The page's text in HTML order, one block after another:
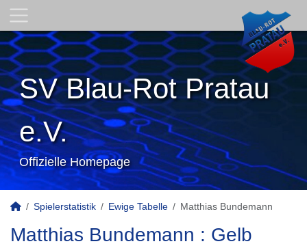
SV Blau-Rot Pratau
e.V.
Offizielle Homepage
Spielerstatistik Ewige Tabelle Matthias Bundemann
Matthias Bundemann : Gelb